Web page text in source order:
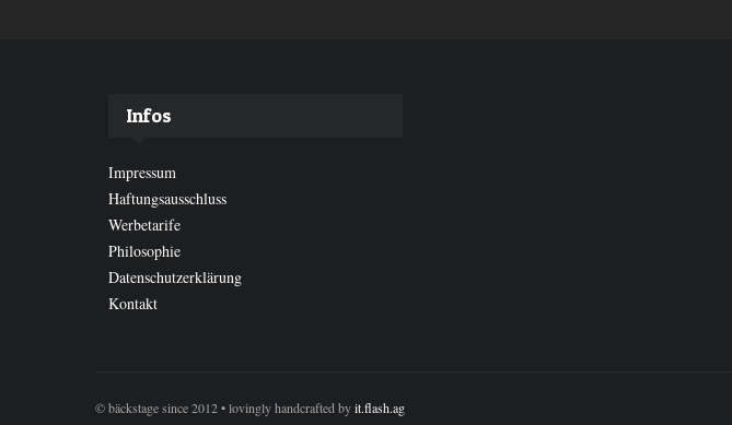
Infos
Impressum
Haftungsausschluss
Werbetarife
Philosophie
Datenschutzerklärung
Kontakt
© bäckstage since 2012 • lovingly handcrafted byit.flash.ag